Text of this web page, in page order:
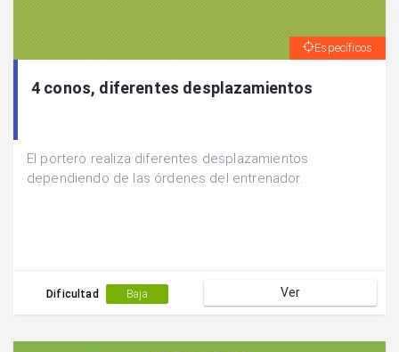
Específicos
4 conos, diferentes desplazamientos
El portero realiza diferentes desplazamientos
dependiendo de las órdenes del entrenador.
Dificultad Baja Ver